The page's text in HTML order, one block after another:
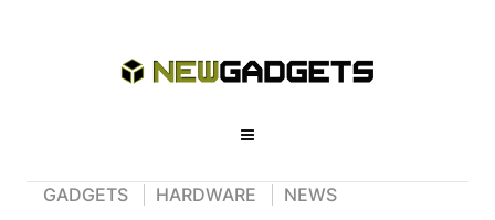
GADGETS HARDWARE NEWS